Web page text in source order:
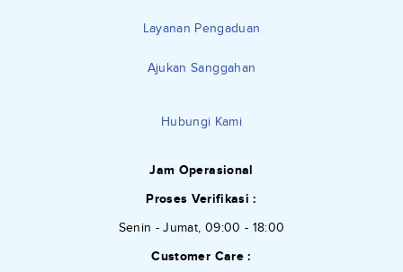
Layanan Pengaduan
Ajukan Sanggahan
Hubungi Kami
Jam Operasional
Proses Verifikasi :
Senin - Jumat, 09:00 - 18:00
Customer Care :